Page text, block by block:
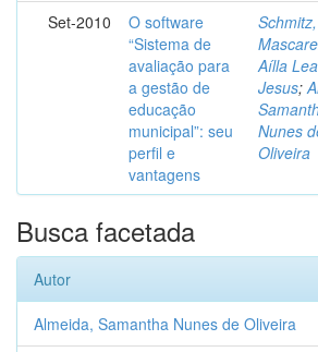
Set-2010
O software
“Sistema de
avaliação para
a gestão de
educação
municipal”: seu
perfil e
vantagens
Aílla
Jesus;
Nunes
Oliveira
Busca facetada
Autor
Almeida, Samantha Nunes de Oliveira